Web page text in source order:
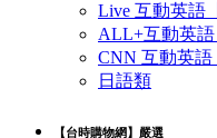
Live 互動英語
ALL+互動英語
CNN 互動英語
日語類
【台時購物網】嚴選